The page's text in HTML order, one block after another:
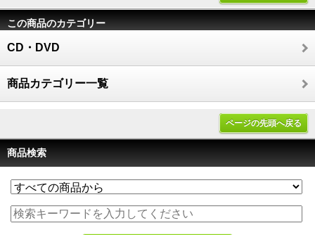
この商品のカテゴリー
CD・DVD
商品カテゴリー一覧
ページの先頭へ戻る
商品検索